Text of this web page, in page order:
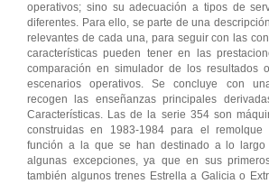
operativos; sino su adecuación a tipos de
diferentes. Para ello, se parte de una
relevantes de cada una, para seguir con las
características pueden tener en las
comparación en simulador de los resultados
escenarios operativos. Se concluye con
recogen las enseñanzas principales
Características. Las de la serie 354 son
construidas en 1983-1984 para el
función a la que se han destinado a lo
algunas excepciones, ya que en sus
también algunos trenes Estrella a Galicia o